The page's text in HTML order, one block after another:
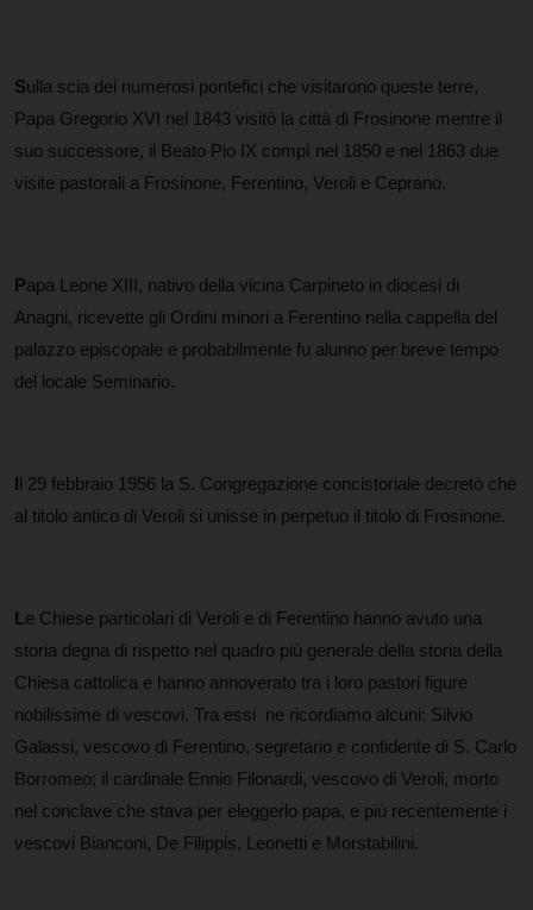
Sulla scia dei numerosi pontefici che visitarono queste terre,
Papa Gregorio XVI nel 1843 visitò la città di Frosinone mentre il
suo successore, il Beato Pio IX compì nel 1850 e nel 1863 due
visite pastorali a Frosinone, Ferentino, Veroli e Ceprano.
Papa Leone XIII, nativo della vicina Carpineto in diocesi di
Anagni, ricevette gli Ordini minori a Ferentino nella cappella del
palazzo episcopale e probabilmente fu alunno per breve tempo
del locale Seminario.
l 29 febbraio 1956 la S. Congregazione concistoriale decretò che
al titolo antico di Veroli si unisse in perpetuo il titolo di Frosinone.
Le Chiese particolari di Veroli e di Ferentino hanno avuto una
storia degna di rispetto nel quadro più generale della storia della
Chiesa cattolica e hanno annoverato tra i loro pastori figure
nobilissime di vescovi. Tra essi ne ricordiamo alcuni: Silvio
Galassi, vescovo di Ferentino, segretario e confidente di S. Carlo
Borromeo; il cardinale Ennio Filonardi, vescovo di Veroli, morto
nel conclave che stava per eleggerlo papa, e più recentemente i
vescovi Bianconi, De Filippis, Leonetti e Morstabilini.